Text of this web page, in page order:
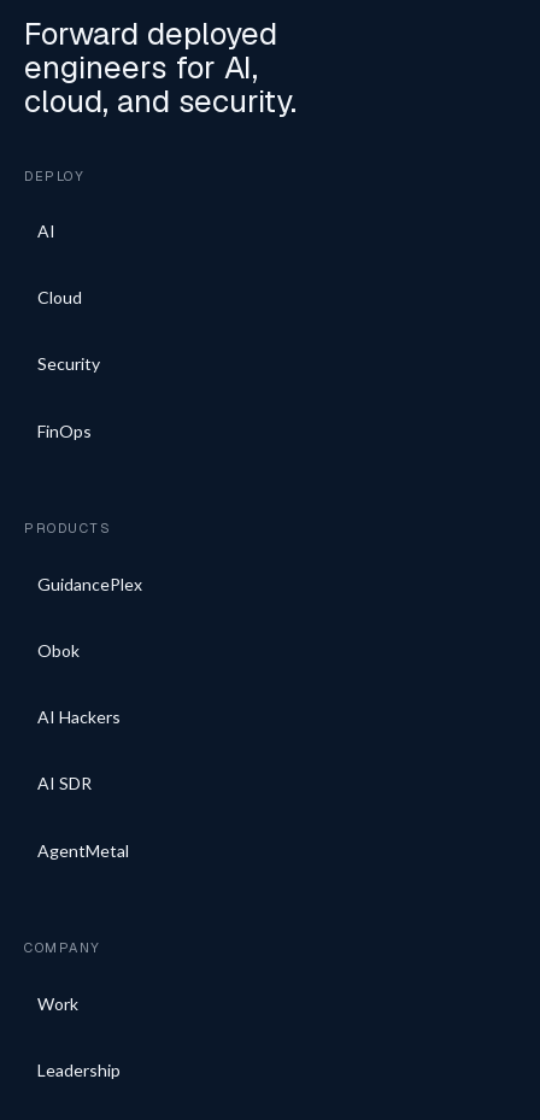
Forward deployed
engineers for AI,
cloud, and security.
DEPLOY
AI
Cloud
Security
FinOps
PRODUCTS
GuidancePlex
Obok
AI Hackers
AI SDR
AgentMetal
COMPANY
Work
Leadership